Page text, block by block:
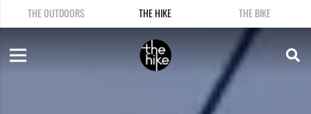
THE OUTDOORS THE HIKE THE BIKE